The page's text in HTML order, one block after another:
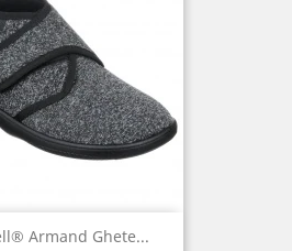
Armand Ghete...